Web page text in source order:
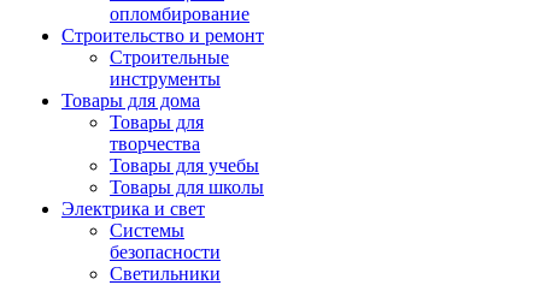
опломбирование
Строительство и ремонт
Строительные
инструменты
Товары для дома
Товары для
творчества
Товары для учебы
Товары для школы
Электрика и свет
Системы
безопасности
Светильники